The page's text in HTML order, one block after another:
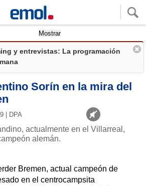
Mostrar
y entrevistas: La programación
Sorín en la mira del
| DPA
actualmente en el Villarreal,
alemán.
Bremen, actual campeón de
en el centrocampsita